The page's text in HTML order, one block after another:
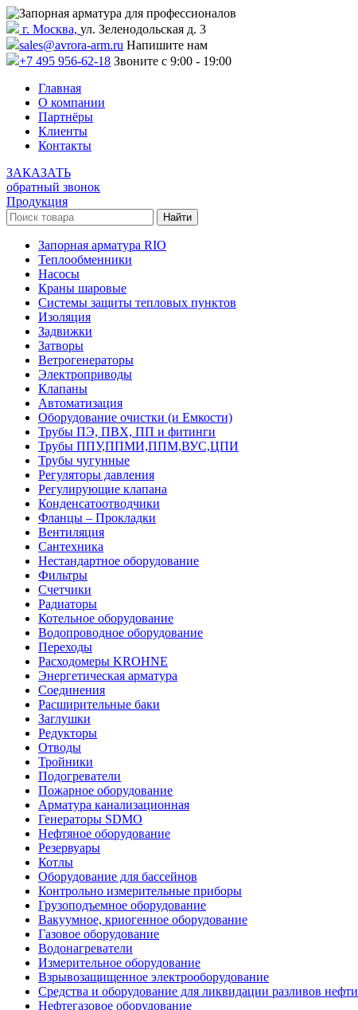
г. Москва, ул. Зеленодольская д. 3
sales@avrora-arm.ru Напишите нам
+7 495 956-62-18 Звоните с 9:00 - 19:00
Главная
О компании
Партнёры
Клиенты
Контакты
ЗАКАЗАТЬ
обратный звонок
Продукция
Запорная арматура RIO
Теплообменники
Насосы
Краны шаровые
Системы защиты тепловых пунктов
Изоляция
Задвижки
Затворы
Ветрогенераторы
Электроприводы
Клапаны
Автоматизация
Оборудование очистки (и Емкости)
Трубы ПЭ, ПВХ, ПП и фитинги
Трубы ППУ,ППМИ,ППМ,ВУС,ЦПИ
Трубы чугунные
Регуляторы давления
Регулирующие клапана
Конденсатоотводчики
Фланцы – Прокладки
Вентиляция
Сантехника
Нестандартное оборудование
Фильтры
Счетчики
Радиаторы
Котельное оборудование
Водопроводное оборудование
Переходы
Расходомеры KROHNE
Энергетическая арматура
Соединения
Расширительные баки
Заглушки
Редукторы
Отводы
Тройники
Подогреватели
Пожарное оборудование
Арматура канализационная
Генераторы SDMO
Нефтяное оборудование
Резервуары
Котлы
Оборудование для бассейнов
Контрольно измерительные приборы
Грузоподъемное оборудование
Вакуумное, криогенное оборудование
Газовое оборудование
Водонагреватели
Измерительное оборудование
Взрывозащищенное электрооборудование
Средства и оборудование для ликвидации разливов нефти
Нефтегазовое оборудование